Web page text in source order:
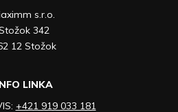
s.r.o.
342
12 Stožok
LINKA
+421 919 033 181